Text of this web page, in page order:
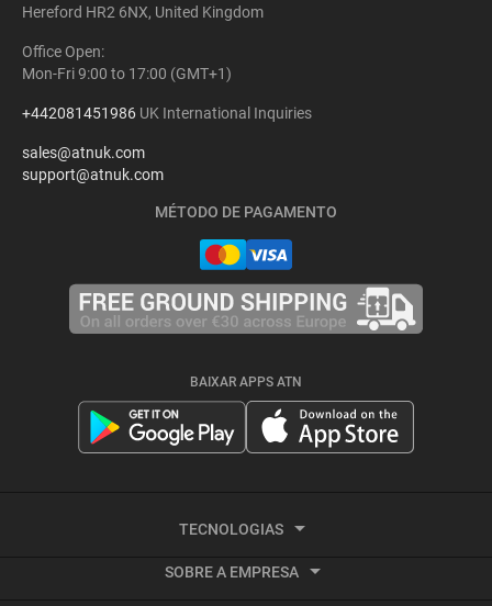
Hereford HR2 6NX, United Kingdom
Office Open:
Mon-Fri 9:00 to 17:00 (GMT+1)
+442081451986 UK International Inquiries
sales@atnuk.com
support@atnuk.com
MÉTODO DE PAGAMENTO
BAIXAR APPS ATN
TECNOLOGIAS
SOBRE A EMPRESA